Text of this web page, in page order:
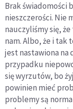
Brak świadomości
nieszczerości. Nie
nauczyliśmy się,
nam. Albo, że i tak
jest nastawiona na
przypadku
się wyrzutów, bo
powinien mieć
problemy są